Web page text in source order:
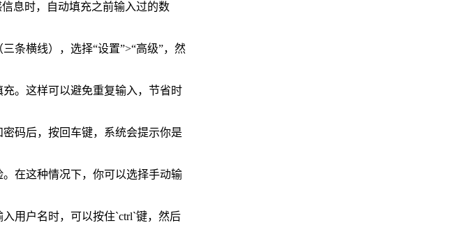
息时，自动填充之前输入过的数
条横线），选择“设置”>“高级”，然
。这样可以避免重复输入，节省时
码后，按回车键，系统会提示你是
在这种情况下，你可以选择手动输
用户名时，可以按住`ctrl`键，然后